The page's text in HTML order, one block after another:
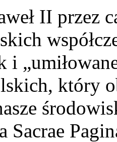
II przez
i
który
Sacrae